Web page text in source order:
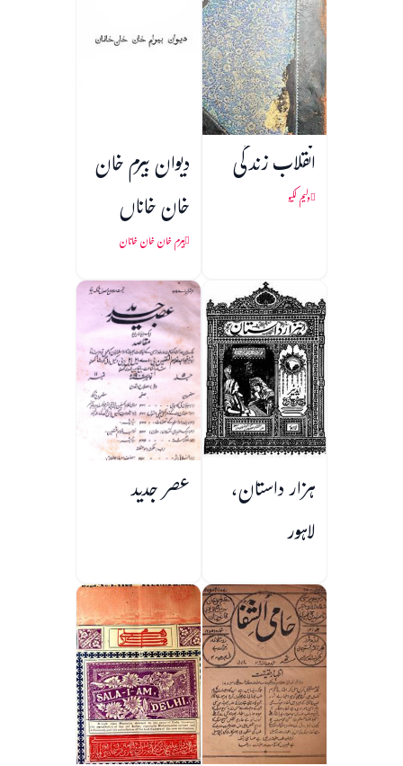
انقلاب زندگی
ولیم لکیو
دیوان بیرم خان
خان خاناں
بیرم خان خان خانان
ہزار داستان،
لاہور
عصر جدید